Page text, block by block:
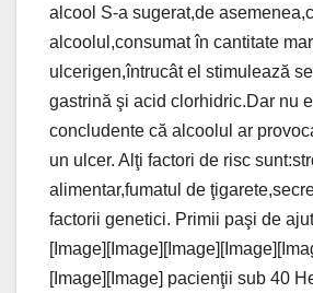
alcool S-a sugerat,de
alcoolul,consumat în cantitate
ulcerigen,întrucât el stimulează
gastrină şi acid clorhidric.Dar nu
concludente că alcoolul ar
un ulcer. Alţi factori de risc
alimentar,fumatul de
factorii genetici. Primii paşi de
[Image][Image] pacienţii sub 40